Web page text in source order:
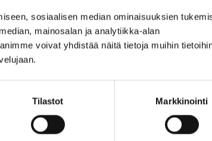
sosiaalisen median ominaisuuksien
mainosalan ja analytiikka-alan
voivat yhdistää näitä tietoja muihin
Tilastot Markkinointi